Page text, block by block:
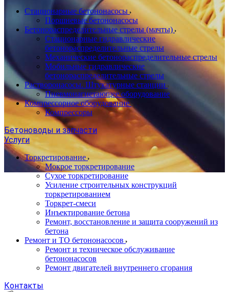
Стационарные бетононасосы
Поршневые бетононасосы
Бетонораспределительные стрелы (мачты)
Стационарные гидравлические
бетонораспределительные стрелы
Механические бетонораспределительные стрелы
Мобильные гидравлические
бетонораспределительные стрелы
Растворонасосы. Штукатурные станции
Пневмонагнетающее оборудование
Компрессорное оборудование
Компрессоры
Бетоноводы и запчасти
Услуги
Торкретирование
Мокрое торкретирование
Сухое торкретирование
Усиление строительных конструкций
торкретированием
Торкрет-смеси
Инъектирование бетона
Ремонт, восстановление и защита сооружений из
бетона
Ремонт и ТО бетононасосов
Ремонт и техническое обслуживание
бетононасосов
Ремонт двигателей внутреннего сгорания
Контакты